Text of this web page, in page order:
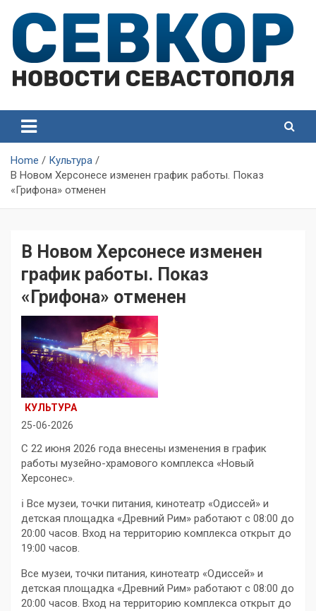
content
Севастополя
Севастополя
Home
Культура
В Новом Херсонесе изменен график работы. Показ
«Грифона» отменен
В Новом Херсонесе изменен
график работы. Показ
«Грифона» отменен
КУЛЬТУРА
25-06-2026
С 22 июня 2026 года внесены изменения в график
работы музейно-храмового комплекса «Новый
Херсонес».
ℹ️ Все музеи, точки питания, кинотеатр «Одиссей» и
детская площадка «Древний Рим» работают с 08:00 до
20:00 часов. Вход на территорию комплекса открыт до
19:00 часов.
Все музеи, точки питания, кинотеатр «Одиссей» и
детская площадка «Древний Рим» работают с 08:00 до
20:00 часов. Вход на территорию комплекса открыт до